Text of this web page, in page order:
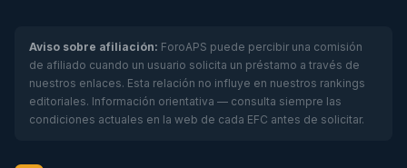
Aviso sobre afiliación: ForoAPS puede percibir una comisión
de afiliado cuando un usuario solicita un préstamo a través de
nuestros enlaces. Esta relación no influye en nuestros rankings
editoriales. Información orientativa — consulta siempre las
condiciones actuales en la web de cada EFC antes de solicitar.